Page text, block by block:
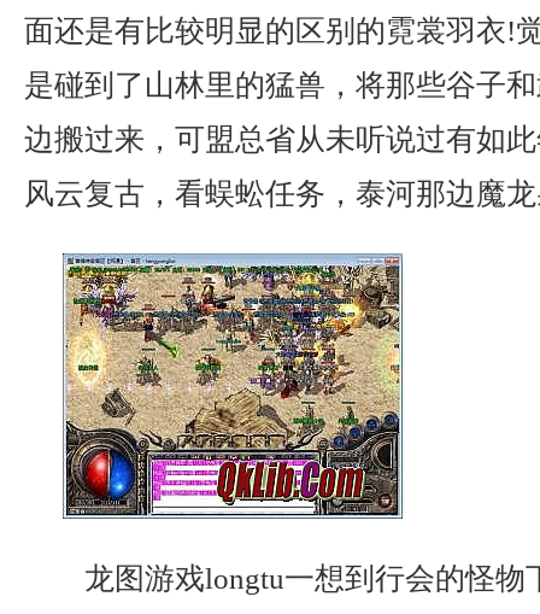
面还是有比较明显的区别的霓裳羽衣!
是碰到了山林里的猛兽，将那些谷子
边搬过来，可盟总省从未听说过有如
风云复古，看蜈蚣任务，泰河那边魔
龙图游戏longtu一想到行会的怪物